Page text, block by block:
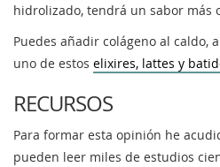
hidrolizado, tendrá un sabor más
Puedes añadir colágeno al caldo,
uno de estos elixires, lattes y
RECURSOS
Para formar esta opinión he
pueden leer miles de estudios